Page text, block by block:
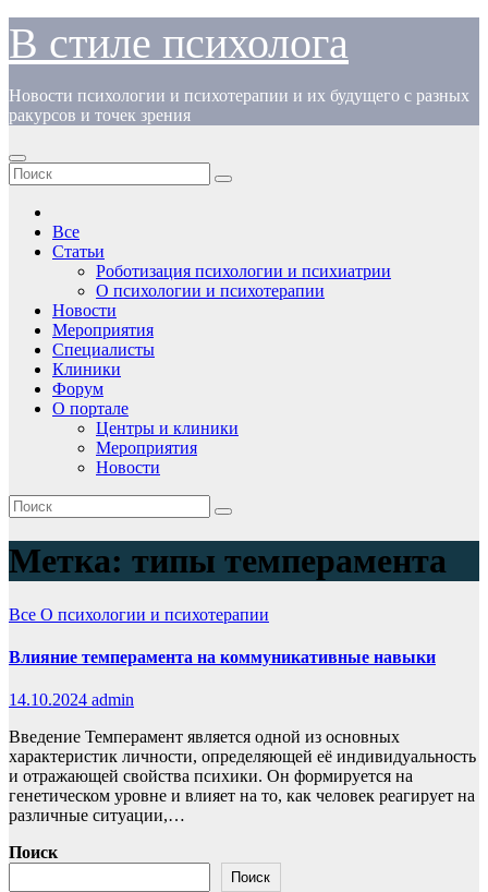
Перейти
содержимому
В стиле психолога
Новости психологии и психотерапии и их будущего с разных
ракурсов и точек зрения
Все
Статьи
Роботизация психологии и психиатрии
О психологии и психотерапии
Новости
Мероприятия
Специалисты
Клиники
Форум
О портале
Центры и клиники
Мероприятия
Новости
Метка: типы темперамента
Все О психологии и психотерапии
Влияние темперамента на коммуникативные навыки
14.10.2024 admin
Введение Темперамент является одной из основных
характеристик личности, определяющей её индивидуальность
и отражающей свойства психики. Он формируется на
генетическом уровне и влияет на то, как человек реагирует на
различные ситуации,…
Поиск
Поиск